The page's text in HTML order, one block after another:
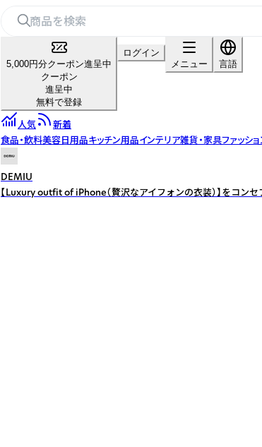
5,000円分クーポン進呈中
クーポン
進呈中
無料で登録
ログイン
メニュー
言語
人気
新着
食品・飲料美容日用品キッチン用品インテリア雑貨・家具ファッシ
DEMIU
【Luxury outfit of iPhone（贅沢なアイフォンの衣装）】をコン